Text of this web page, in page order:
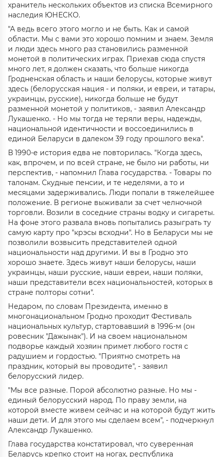
хранитель нескольких объектов из списка Всемирного
наследия ЮНЕСКО.
"А ведь всего этого могло и не быть. Как и самой
области. Мы с вами это хорошо помним и знаем. Земля
и люди здесь много раз становились разменной
монетой в политических играх. Приехав сюда спустя
много лет, я должен сказать, что больше никогда
Гродненская область и наши белорусы, которые живут
здесь (белорусская нация - и поляки, и евреи, и татары,
украинцы, русские), никогда больше не будут
разменной монетой у политиков, - заявил Александр
Лукашенко. - Но мы тогда не теряли веры, надежды,
национальной идентичности и воссоединились в
единой Беларуси в далеком 39 году прошлого века".
В 1990-е история едва не повторилась. "Когда здесь,
как, впрочем, и по всей стране, не было ни работы, ни
перспектив, - напомнил Глава государства. - Товары по
талонам. Скудные пенсии, и те неделями, а то и
месяцами задерживались. Люди попали в тяжелейшее
положение. В регионе выживали за счет челночной
торговли. Возили в соседние страны водку и сигареты.
На фоне этого развала вновь попытались разыграть ту
самую карту про "крэсы всходни". Но в Беларуси мы не
позволили возвысить представителей одной
национальности над другими. И вы в Гродно это
хорошо знаете. Здесь живут наши белорусы, наши
украинцы, наши русские, наши евреи, наши поляки,
наши представители всех национальностей, которых в
стране полторы сотни".
Недаром, по словам Президента, именно в
многонациональном Гродно проходит Фестиваль
национальных культур, стартовавший в 1996-м (он
ровесник "Дажынак"). И на своем национальном
подворье каждый хозяин примет любого гостя с
радушием и гордостью. "Приятно смотреть на
праздник, который вы проводите", - заявил
белорусский лидер.
"Мы все разные. Порой абсолютно разные. Но мы -
единый белорусский народ. По праву земли, на
которой вместе живем сейчас и на которой будут жить
наши дети. И для этого мы сделаем всем", - подчеркнул
Александр Лукашенко.
Глава государства констатировал, что суверенная
Беларусь крепко стоит на ногах, республика